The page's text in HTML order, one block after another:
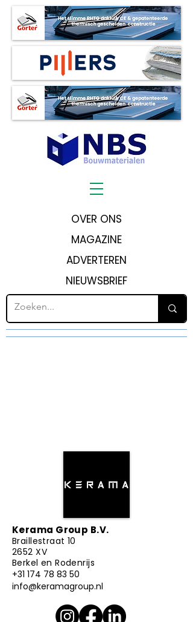
OVER ONS
MAGAZINE
ADVERTEREN
NIEUWSBRIEF
Kerama Group B.V.
Braillestraat 10
2652 XV
Berkel en Rodenrijs
+31 174 78 83 50
info@keramagroup.nl